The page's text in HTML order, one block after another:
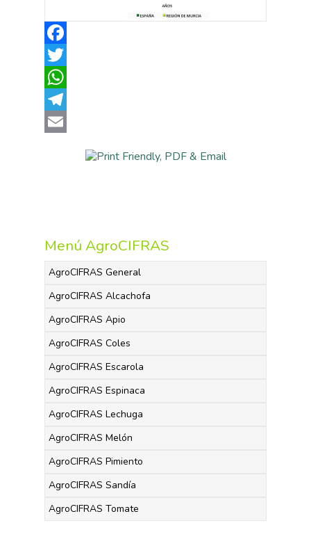
Menú AgroCIFRAS
AgroCIFRAS General
AgroCIFRAS Alcachofa
AgroCIFRAS Apio
AgroCIFRAS Coles
AgroCIFRAS Escarola
AgroCIFRAS Espinaca
AgroCIFRAS Lechuga
AgroCIFRAS Melón
AgroCIFRAS Pimiento
AgroCIFRAS Sandía
AgroCIFRAS Tomate